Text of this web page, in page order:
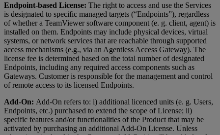
Endpoint-based License: The right to access and use the Services
is designated to specific managed targets (“Endpoints”), regardless
of whether a TeamViewer software component (e. g. client, agent) is
installed on them. Endpoints may include physical devices, virtual
systems, or network services that are reachable through supported
access mechanisms (e.g., via an Agentless Access Gateway). The
license fee is determined based on the total number of designated
Endpoints, including any required access components such as
Gateways. Customer is responsible for the management and control
of remote access to its licensed Endpoints.
Add-On: Add-On refers to: i) additional licenced units (e. g. Users,
Endpoints, etc.) purchased to extend the scope of License; ii)
specific features and/or functionalities of the Product that may be
activated by purchasing an additional Add-On License. Unless